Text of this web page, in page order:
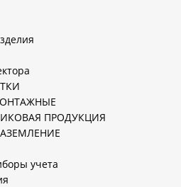
ПРОДУКЦИЯ
учета